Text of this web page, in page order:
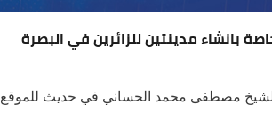
بانشاء مدينتين للزائرين في البصرة
مصطفى محمد الحساني في حديث للموقع